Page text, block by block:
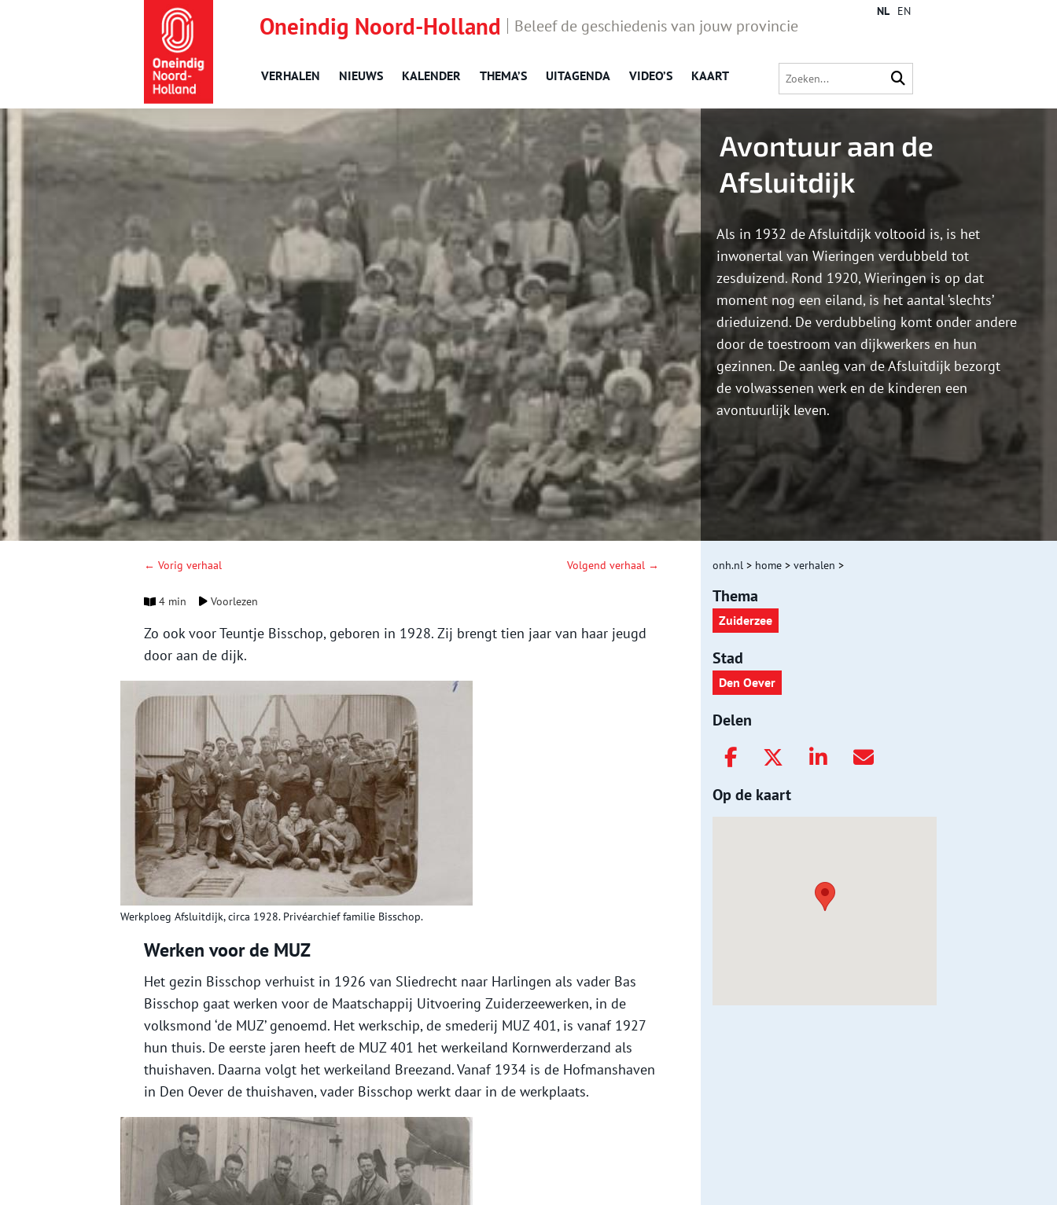
Oneindig Noord-Holland Beleef de geschiedenis van jouw provincie
VERHALEN NIEUWS KALENDER THEMA’S UITAGENDA VIDEO’S KAART
NL EN
Avontuur aan de
Afsluitdijk
Als in 1932 de Afsluitdijk voltooid is, is het
inwonertal van Wieringen verdubbeld tot
zesduizend. Rond 1920, Wieringen is op dat
moment nog een eiland, is het aantal ‘slechts’
drieduizend. De verdubbeling komt onder andere
door de toestroom van dijkwerkers en hun
gezinnen. De aanleg van de Afsluitdijk bezorgt
de volwassenen werk en de kinderen een
avontuurlijk leven.
← Vorig verhaal Volgend verhaal →
4 min Voorlezen
Zo ook voor Teuntje Bisschop, geboren in 1928. Zij brengt tien jaar van haar jeugd
door aan de dijk.
Werkploeg Afsluitdijk, circa 1928. Privéarchief familie Bisschop.
Werken voor de MUZ
Het gezin Bisschop verhuist in 1926 van Sliedrecht naar Harlingen als vader Bas
Bisschop gaat werken voor de Maatschappij Uitvoering Zuiderzeewerken, in de
volksmond ‘de MUZ’ genoemd. Het werkschip, de smederij MUZ 401, is vanaf 1927
hun thuis. De eerste jaren heeft de MUZ 401 het werkeiland Kornwerderzand als
thuishaven. Daarna volgt het werkeiland Breezand. Vanaf 1934 is de Hofmanshaven
in Den Oever de thuishaven, vader Bisschop werkt daar in de werkplaats.
onh.nl > home > verhalen >
Thema
Zuiderzee
Stad
Den Oever
Delen
Op de kaart